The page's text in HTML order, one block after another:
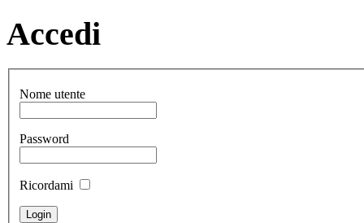
Accedi
Nome utente
Password
Ricordami